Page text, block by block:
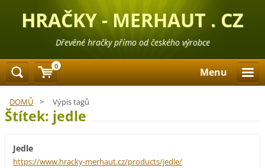
HRAČKY - MERHAUT . CZ
Dřevěné hračky přímo od českého výrobce
Menu
DOMŮ > Výpis tagů
Štítek: jedle
Jedle
https://www.hracky-merhaut.cz/products/jedle/
0